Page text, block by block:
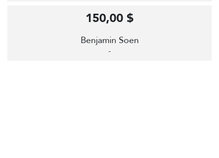
Benjamin Soen
-
150,00 $